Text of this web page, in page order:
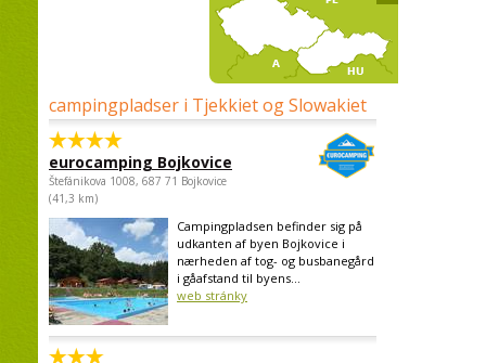
campingpladser i Tjekkiet og Slowakiet
eurocamping Bojkovice
Štefánikova 1008, 687 71 Bojkovice
(41,3 km)
Campingpladsen befinder sig på
udkanten af byen Bojkovice i
nærheden af tog- og busbanegård
i gåafstand til byens...
web stránky